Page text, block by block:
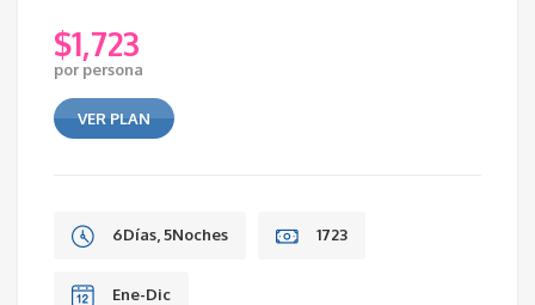
$1,723
por persona
VER PLAN
6Días, 5Noches 1723
Ene-Dic